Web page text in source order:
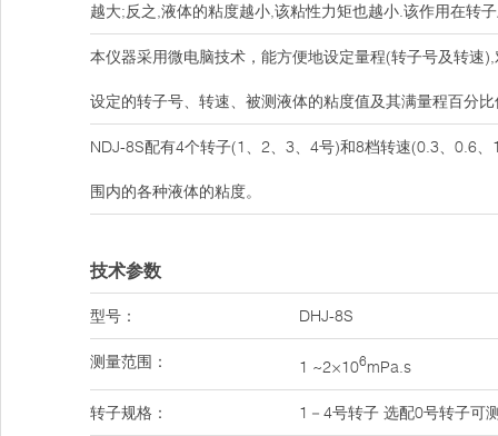
越大;反之,液体的粘度越小,该粘性力矩也越小.该作用在转
本仪器采用微电脑技术，能方便地设定量程(转子号及转速
设定的转子号、转速、被测液体的粘度值及其满量程百分
NDJ-8S配有4个转子(1、2、3、4号)和8档转速(0.3、0.6
围内的各种液体的粘度。
技术参数
型号： DHJ-8S
测量范围： 1 ~2×106mPa.s
转子规格： 1－4号转子 选配0号转子可